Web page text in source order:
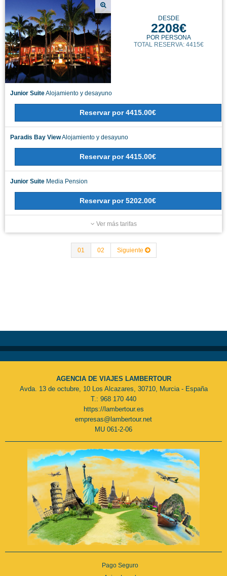
DESDE
2208€
POR PERSONA
TOTAL RESERVA: 4415€
Junior SuiteAlojamiento y desayuno
Reservar por 4415.00€
Paradis Bay ViewAlojamiento y desayuno
Reservar por 4415.00€
Junior Suite Media Pension
Reservar por 5202.00€
Ver más tarifas
01 02 Siguiente
AGENCIA DE VIAJES LAMBERTOUR
Avda. 13 de octubre, 10 Los Alcazares, 30710, Murcia - España
T.: 968 170 440
https://lambertour.es
empresas@lambertour.net
MU 061-2-06
Pago Seguro